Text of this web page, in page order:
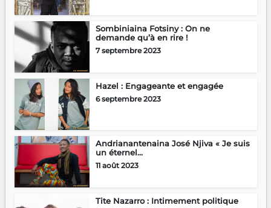
Sombiniaina Fotsiny : On ne
demande qu’à en rire !
7 septembre 2023
Hazel : Engageante et engagée
6 septembre 2023
Andrianantenaina José Njiva « Je suis
un éternel...
11 août 2023
Tite Nazarro : Intimement politique